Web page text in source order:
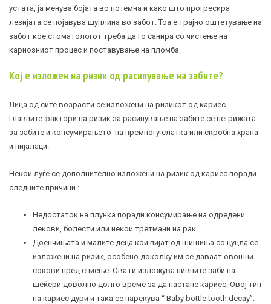
устата, ја менува бојата во потемна и како што прогресира
лезијата се појавува шуплина во забот. Тоа е трајно оштетување на
забот кое стоматологот треба да го санира со чистење на
кариозниот процес и поставување на пломба.
Кој е изложен на ризик од расипување на забите?
Лица од сите возрасти се изложени на ризикот од кариес.
Главните фактори на ризик за расипување на забите се негрижата
за забите и консумирањето на премногу слатка или скробна храна
и пијалаци.
Некои луѓе се дополнително изложени на ризик од кариес поради
следните причини :
Недостаток на плунка поради консумирање на одредени
лекови, болести или некои третмани на рак
Доенчињата и малите деца кои пијат од шишиња со цуцла се
изложени на ризик, особено доколку им се даваат овошни
сокови пред спиење. Ова ги изложува нивните заби на
шеќери доволно долго време за да настане кариес. Овој тип
на кариес дури и така се нарекува “ Baby bottle tooth decay”.